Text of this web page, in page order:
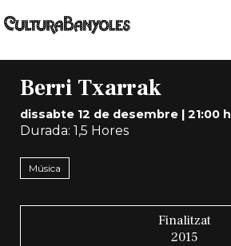
Berri Txarrak
dissabte 12 de desembre| 21:00 h
Durada: 1,5 Hores
Música
Finalitzat
2015